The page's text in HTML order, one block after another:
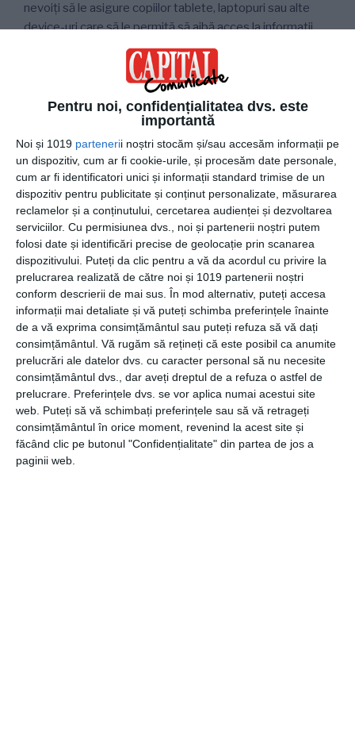
Pentru noi, confidențialitatea dvs. este
importantă
Noi și 1019 partenerii noștri stocăm și/sau accesăm informații pe
un dispozitiv, cum ar fi cookie-urile, și procesăm date personale,
cum ar fi identificatori unici și informații standard trimise de un
dispozitiv pentru publicitate și conținut personalizate, măsurarea
reclamelor și a conținutului, cercetarea audienței și dezvoltarea
serviciilor. Cu permisiunea dvs., noi și partenerii noștri putem
folosi date și identificări precise de geolocație prin scanarea
dispozitivului. Puteți da clic pentru a vă da acordul cu privire la
prelucrarea realizată de către noi și 1019 partenerii noștri
conform descrierii de mai sus. În mod alternativ, puteți accesa
informații mai detaliate și vă puteți schimba preferințele înainte
de a vă exprima consimțământul sau puteți refuza să vă dați
consimțământul. Vă rugăm să rețineți că este posibil ca anumite
prelucrări ale datelor dvs. cu caracter personal să nu necesite
consimțământul dvs., dar aveți dreptul de a refuza o astfel de
prelucrare. Preferințele dvs. se vor aplica numai acestui site
web. Puteți să vă schimbați preferințele sau să vă retrageți
consimțământul în orice moment, revenind la acest site și
făcând clic pe butonul "Confidențialitate" din partea de jos a
paginii web.
nevoiți să le asigure copiilor tablete, laptopuri sau alte
device-uri care să le permită să aibă acces la informații.
Nu toate familiile își permit să facă astfel de investiții, mai
ales dacă ne gândim la cele care locuiesc în medii
defavorizate. Pe de altă parte,manualele școlare din
librărienu au prețuri atât de ridicate.
Învățarea de pe manualele digitale și, în general,
digitalizarea învățământului românesc presupun costuri
mari la nivel național. Să luăm în calcul doar exemplul
cadrelor didactice, care ar avea nevoie de o pregătire
specială pentru a dobândi competențele necesare
utilizării noilor tehnologii.
Acestea fiind spuse, cel mai probabil va fi necesar să mai
treacă niște ani până la digitalizarea sistemului de
învățământ românesc și, implicit, până când învățarea se
va face exclusiv de pe manualele electronice. Până atunci,
însă, copiii pot dobândi cunoștințele necesare din
manualele școlare clasice, sub atenta îndrumare a
cadrelor didactice.
CATEGORII
EDUCATIE